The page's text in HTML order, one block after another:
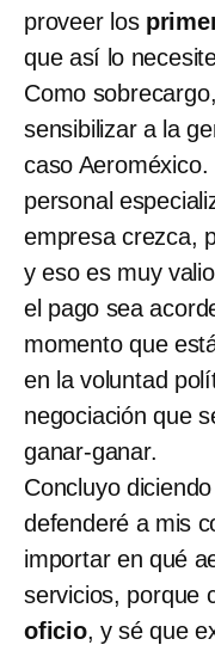
proveer los
que así lo
Como
sensibilizar a la
caso
personal
empresa crezca,
y eso es muy
el pago sea
momento que
en la voluntad
negociación que
ganar-ganar.
Concluyo
defenderé a mis
importar en qué
servicios, porque
oficio, y sé que